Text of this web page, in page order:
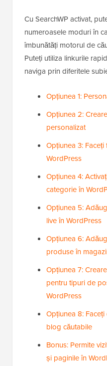
Cu SearchWP activat,
numeroasele moduri în
îmbunătăți motorul de
Puteți utiliza linkurile
naviga prin diferitele
Opțiunea 1:
Opțiunea 2:
personalizat
Opțiunea 3:
WordPress
Opțiunea 4:
categorie în
Opțiunea 5:
live în WordPress
Opțiunea 6:
produse în
Opțiunea 7:
pentru tipuri de
WordPress
Opțiunea 8:
blog căutabile
Bonus: Permite
și paginile în